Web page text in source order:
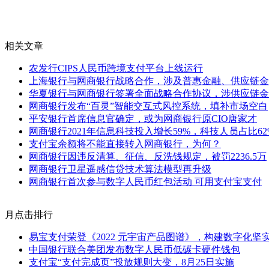
相关文章
农发行CIPS人民币跨境支付平台上线运行
上海银行与网商银行战略合作，涉及普惠金融、供应链
华夏银行与网商银行签署全面战略合作协议，涉供应链
网商银行发布“百灵”智能交互式风控系统，填补市场空白
平安银行首席信息官确定，或为网商银行原CIO唐家才
网商银行2021年信息科技投入增长59%，科技人员占比
支付宝余额将不能直接转入网商银行，为何？
网商银行因违反清算、征信、反洗钱规定，被罚2236.5万
网商银行卫星遥感信贷技术算法模型再升级
网商银行首次参与数字人民币红包活动 可用支付宝支付
月点击排行
易宝支付荣登《2022 元宇宙产品图谱》，构建数字化坚
中国银行联合美团发布数字人民币低碳卡硬件钱包
支付宝“支付完成页”投放规则大变，8月25日实施